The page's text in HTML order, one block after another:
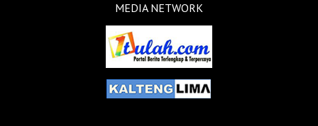
MEDIA NETWORK